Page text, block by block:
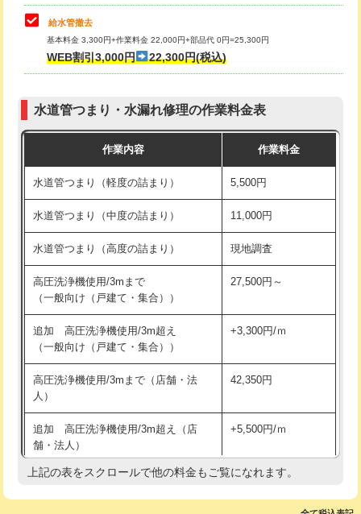
マス交換（深さ50㎝以上）
コンクリート斫り（厚さ10㎝まで）
モルタル補修（厚さ10㎝超え） 38,500円
洗面台設置 38,500円
化粧台設置 22,000円
追加人工 16,500円
廃棄・処分 現場見積
※給水管工事は20mmまでの価格です。
その他部品の脱着
交換・取付（タンク）
式）)
式・ワンホール）)
交換・取付(排水栓・排水トラップ
22,000円+材料費
持込商品取付（混合水栓）
持込商品取付（浄水器・分岐水栓） 16,500円
業）
排水管工事（追加 排水管工事/3ｍ超
え）
マス交換（土の掘削・埋め戻し作業） 11,000円~
給水管撤去
基本料金 3,300円+作業料金 22,000円+部品代 0円=25,300円
WEB割引3,000円 22,300円(税込)
水道管つまり・水漏れ修理の作業料金表
作業内容 作業料金
水道管つまり（軽度の詰まり） 5,500円
水道管つまり（中度の詰まり） 11,000円
水道管つまり（高度の詰まり） 現地調査
高圧洗浄機使用/3mまで
（一般向け（戸建て・集合））
27,500円～
追加 高圧洗浄機使用/3m超え
（一般向け（戸建て・集合））
+3,300円/ｍ
高圧洗浄機使用/3mまで（店舗・法
人）
42,350円
追加 高圧洗浄機使用/3m超え（店
舗・法人）
+5,500円/ｍ
高度高圧洗浄換 現地調査
上記の表をスクロールで他の料金もご覧になれます。